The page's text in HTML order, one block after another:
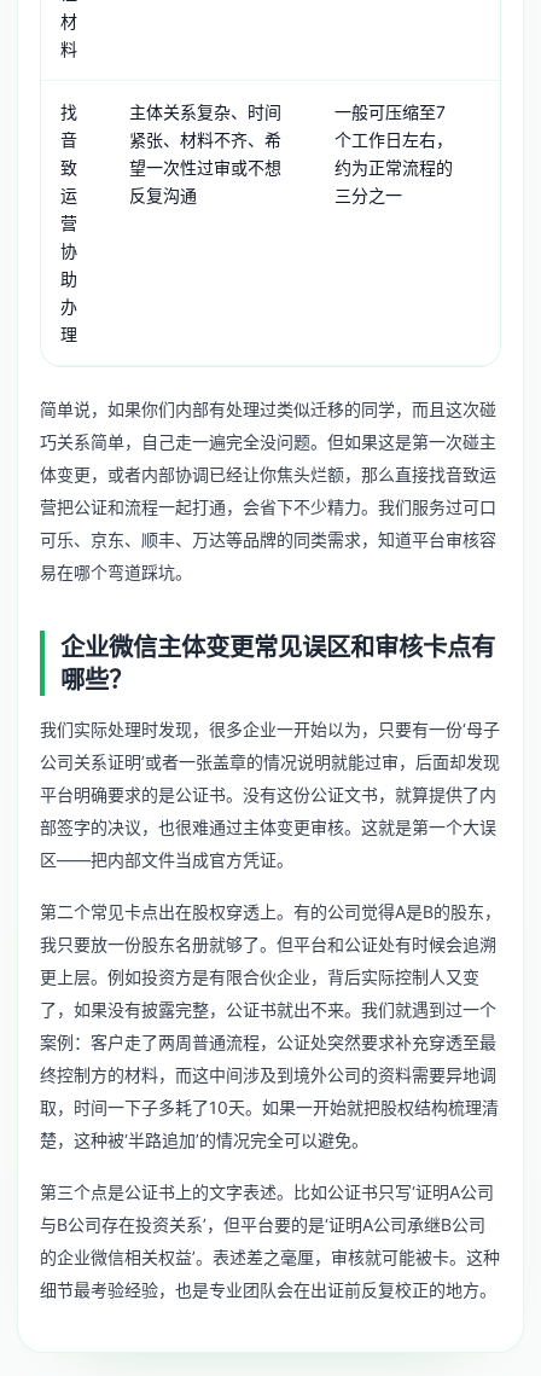
材
料
找
音
致
运
营
协
助
办
理
主体关系复杂、时间
紧张、材料不齐、希
望一次性过审或不想
反复沟通
一般可压缩至7
个工作日左右，
约为正常流程的
三分之一
简单说，如果你们内部有处理过类似迁移的同学，而且这次碰
巧关系简单，自己走一遍完全没问题。但如果这是第一次碰主
体变更，或者内部协调已经让你焦头烂额，那么直接找音致运
营把公证和流程一起打通，会省下不少精力。我们服务过可口
可乐、京东、顺丰、万达等品牌的同类需求，知道平台审核容
易在哪个弯道踩坑。
企业微信主体变更常见误区和审核卡点有
哪些？
我们实际处理时发现，很多企业一开始以为，只要有一份‘母子
公司关系证明’或者一张盖章的情况说明就能过审，后面却发现
平台明确要求的是公证书。没有这份公证文书，就算提供了内
部签字的决议，也很难通过主体变更审核。这就是第一个大误
区——把内部文件当成官方凭证。
第二个常见卡点出在股权穿透上。有的公司觉得A是B的股东，
我只要放一份股东名册就够了。但平台和公证处有时候会追溯
更上层。例如投资方是有限合伙企业，背后实际控制人又变
了，如果没有披露完整，公证书就出不来。我们就遇到过一个
案例：客户走了两周普通流程，公证处突然要求补充穿透至最
终控制方的材料，而这中间涉及到境外公司的资料需要异地调
取，时间一下子多耗了10天。如果一开始就把股权结构梳理清
楚，这种被‘半路追加’的情况完全可以避免。
第三个点是公证书上的文字表述。比如公证书只写‘证明A公司
与B公司存在投资关系’，但平台要的是‘证明A公司承继B公司
的企业微信相关权益’。表述差之毫厘，审核就可能被卡。这种
细节最考验经验，也是专业团队会在出证前反复校正的地方。